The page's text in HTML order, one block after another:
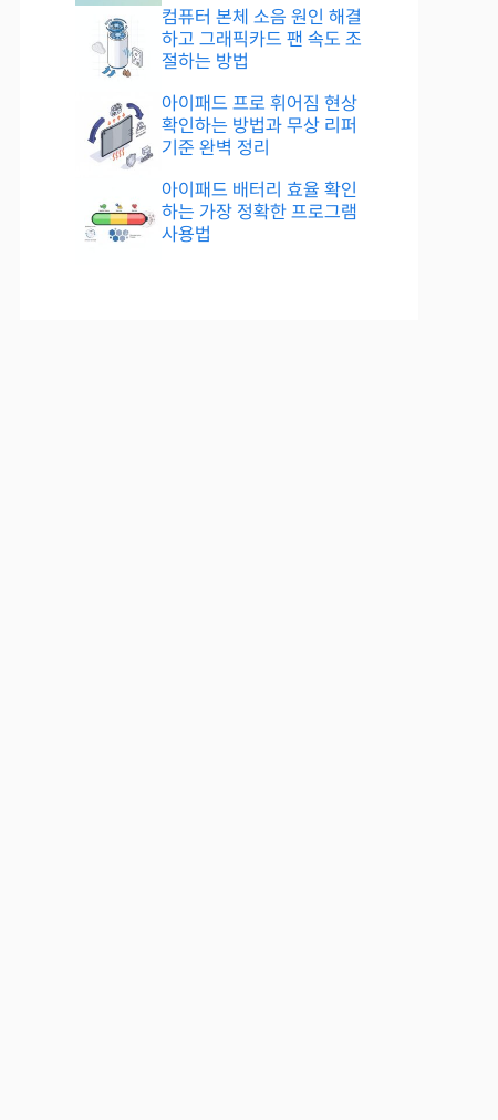
컴퓨터 본체 소음 원인 해결
하고 그래픽카드 팬 속도 조
절하는 방법
아이패드 프로 휘어짐 현상
확인하는 방법과 무상 리퍼
기준 완벽 정리
아이패드 배터리 효율 확인
하는 가장 정확한 프로그램
사용법